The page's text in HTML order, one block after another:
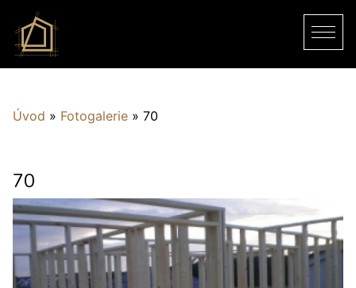
Úvod » Fotogalerie » 70
70